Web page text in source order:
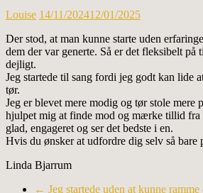
Louise 14/11/202412/01/2025
Der stod, at man kunne starte uden
dem der var generte. Så er det fleksibelt på
dejligt.
Jeg startede til sang fordi jeg godt kan lide
tør.
Jeg er blevet mere modig og tør stole mere
hjulpet mig at finde mod og mærke tillid fra
glad, engageret og ser det bedste i en.
Hvis du ønsker at udfordre dig selv så bare
Linda Bjarrum
← Jeg startede uden at kunne ramme